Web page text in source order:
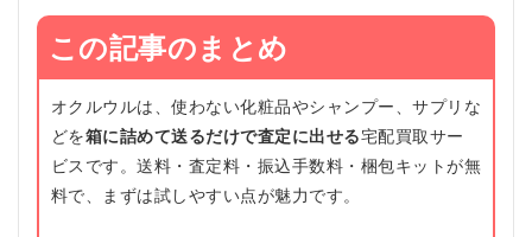
この記事のまとめ
オクルウルは、使わない化粧品やシャンプー、サプリな
どを箱に詰めて送るだけで査定に出せる宅配買取サー
ビスです。送料・査定料・振込手数料・梱包キットが無
料で、まずは試しやすい点が魅力です。